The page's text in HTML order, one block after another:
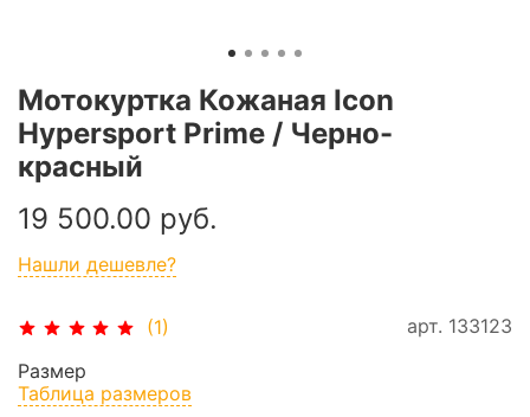
(1) арт. 133123
Мотокуртка Кожаная Icon
Hypersport Prime / Черно-
красный
19 500.00 руб.
Нашли дешевле?
Размер
Таблица размеров